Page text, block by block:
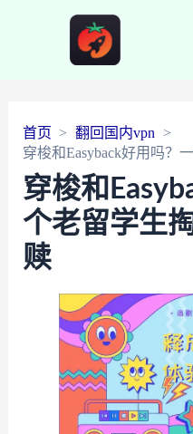
首页
翻回国内vpn
穿梭和Easyback好用吗？
穿梭和
个老留学生
赎